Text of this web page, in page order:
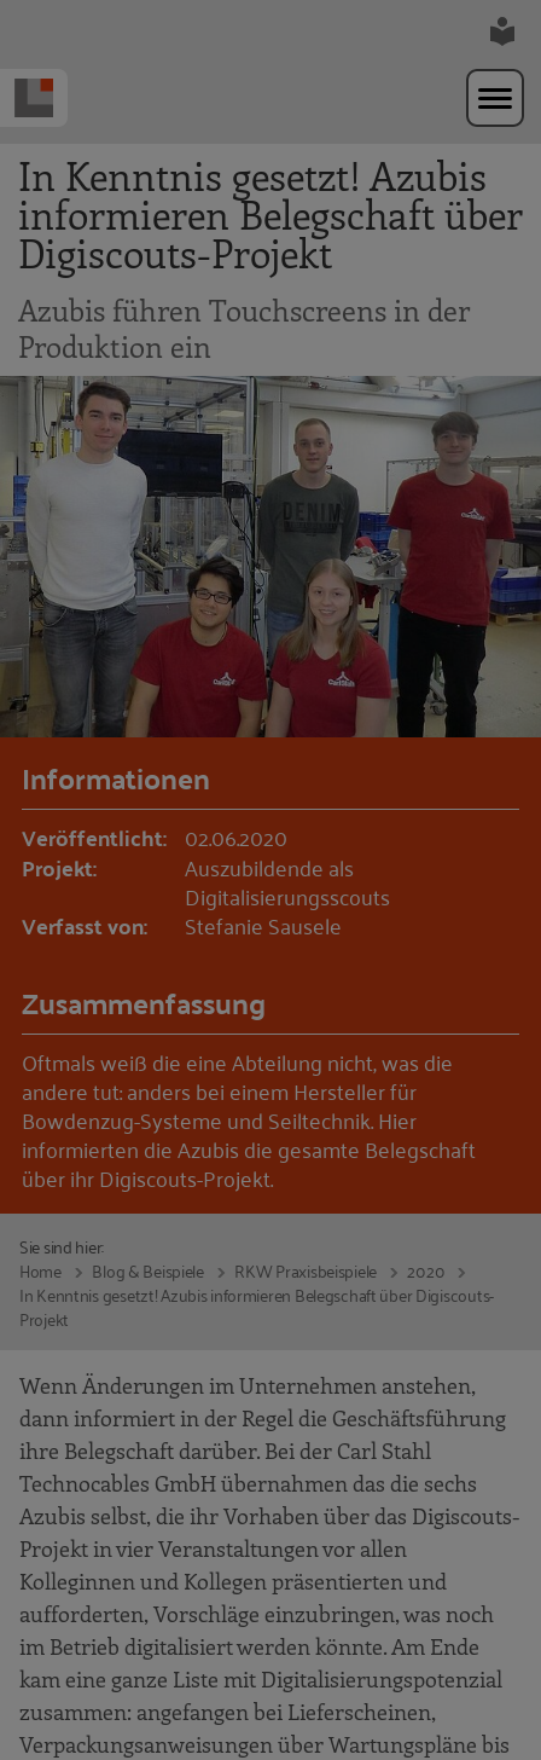
In Kenntnis gesetzt! Azubis
informieren Belegschaft über
Digiscouts-Projekt
Azubis führen Touchscreens in der
Produktion ein
Informationen
Veröffentlicht: 02.06.2020
Projekt: Auszubildende als
Digitalisierungsscouts
Verfasst von: Stefanie Sausele
Zusammenfassung
Oftmals weiß die eine Abteilung nicht, was die
andere tut: anders bei einem Hersteller für
Bowdenzug-Systeme und Seiltechnik. Hier
informierten die Azubis die gesamte Belegschaft
über ihr Digiscouts-Projekt.
Sie sind hier:
Home
Blog & Beispiele RKW Praxisbeispiele
2020
In Kenntnis gesetzt! Azubis informieren Belegschaft über Digiscouts-
Projekt
Wenn Änderungen im Unternehmen anstehen,
dann informiert in der Regel die Geschäftsführung
ihre Belegschaft darüber. Bei der Carl Stahl
Technocables GmbH übernahmen das die sechs
Azubis selbst, die ihr Vorhaben über das Digiscouts-
Projekt in vier Veranstaltungen vor allen
Kolleginnen und Kollegen präsentierten und
aufforderten, Vorschläge einzubringen, was noch
im Betrieb digitalisiert werden könnte. Am Ende
kam eine ganze Liste mit Digitalisierungspotenzial
zusammen: angefangen bei Lieferscheinen,
Verpackungsanweisungen über Wartungspläne bis